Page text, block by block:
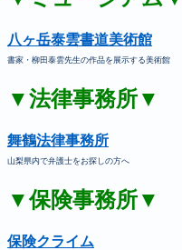
八ヶ岳泰雲書道美術館
書家・柳田泰雲先生の作品を展示する美術館
▼法律事務所▼
舞鶴法律事務所
山梨県内で弁護士をお探しの方へ
▼保険事務所▼
保険クライム